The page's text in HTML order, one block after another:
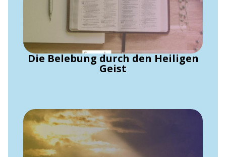
Die Belebung durch den Heiligen
Geist